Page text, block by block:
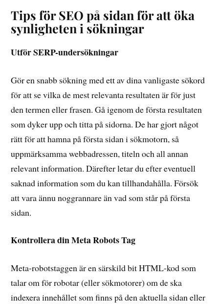
Tips för SEO på sidan för att öka
synligheten i sökningar
Utför SERP-undersökningar
Gör en snabb sökning med ett av dina vanligaste sökord
för att se vilka de mest relevanta resultaten är för just
den termen eller frasen. Gå igenom de första resultaten
som dyker upp och titta på sidorna. De har gjort något
rätt för att hamna på första sidan i sökmotorn, så
uppmärksamma webbadressen, titeln och all annan
relevant information. Därefter letar du efter eventuell
saknad information som du kan tillhandahålla. Försök
att vara ännu noggrannare än vad som står på första
sidan.
Kontrollera din Meta Robots Tag
Meta-robotstaggen är en särskild bit HTML-kod som
talar om för robotar (eller sökmotorer) om de ska
indexera innehållet som finns på den aktuella sidan eller